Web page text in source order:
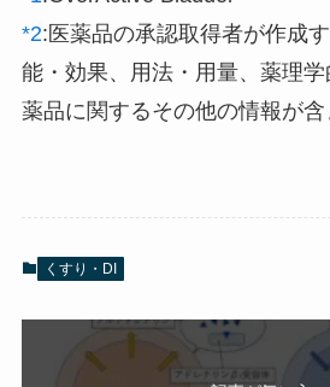
*2: 医薬品の承認取得者が作成
能・効果、用法・用量、薬理
薬品に関するその他の情報が
くすり・DI